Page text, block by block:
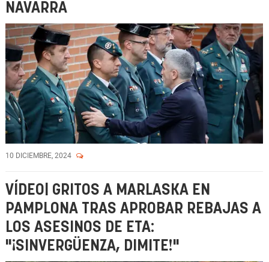
NAVARRA
10 DICIEMBRE, 2024
VÍDEO| GRITOS A MARLASKA EN
PAMPLONA TRAS APROBAR REBAJAS A
LOS ASESINOS DE ETA:
"¡SINVERGÜENZA, DIMITE!"